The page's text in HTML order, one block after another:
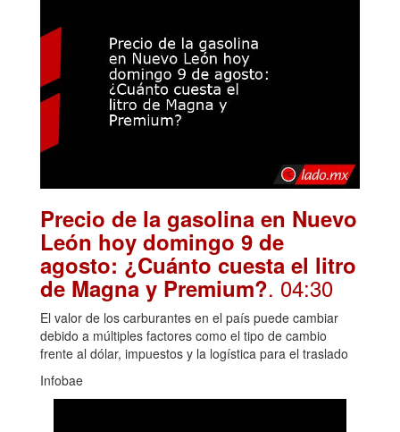
Precio de la gasolina en Nuevo
León hoy domingo 9 de
agosto: ¿Cuánto cuesta el litro
de Magna y Premium?. 04:30
El valor de los carburantes en el país puede cambiar
debido a múltiples factores como el tipo de cambio
frente al dólar, impuestos y la logística para el traslado
Infobae